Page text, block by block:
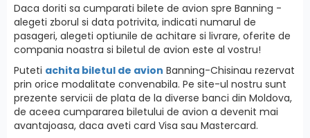
Daca doriti sa cumparati bilete de avion spre Banning -
alegeti zborul si data potrivita, indicati numarul de
pasageri, alegeti optiunile de achitare si livrare, oferite de
compania noastra si biletul de avion este al vostru!
Puteti achita biletul de avion Banning-Chisinau rezervat
prin orice modalitate convenabila. Pe site-ul nostru sunt
prezente servicii de plata de la diverse banci din Moldova,
de aceea cumpararea biletului de avion a devenit mai
avantajoasa, daca aveti card Visa sau Mastercard.